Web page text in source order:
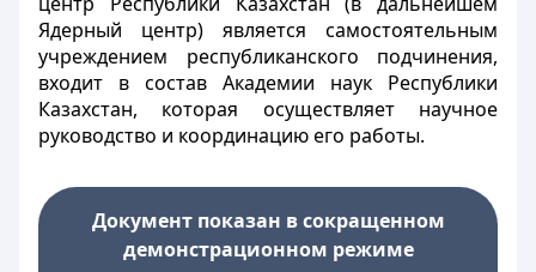
Ядерный центр) является самостоятельным
учреждением республиканского подчинения,
входит в состав Академии наук Республики
Казахстан, которая осуществляет научное
руководство и координацию его работы.
Документ показан в сокращенном
демонстрационном режиме